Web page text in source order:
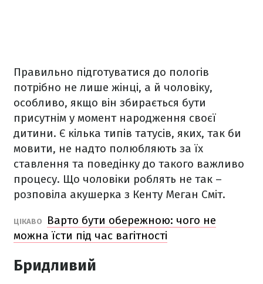
Правильно підготуватися до пологів
потрібно не лише жінці, а й чоловіку,
особливо, якщо він збирається бути
присутнім у момент народження своєї
дитини. Є кілька типів татусів, яких, так би
мовити, не надто полюбляють за їх
ставлення та поведінку до такого важливо
процесу. Що чоловіки роблять не так –
розповіла акушерка з Кенту Меган Сміт.
ЦІКАВО
Варто бути обережною: чого не
можна їсти під час вагітності
Бридливий